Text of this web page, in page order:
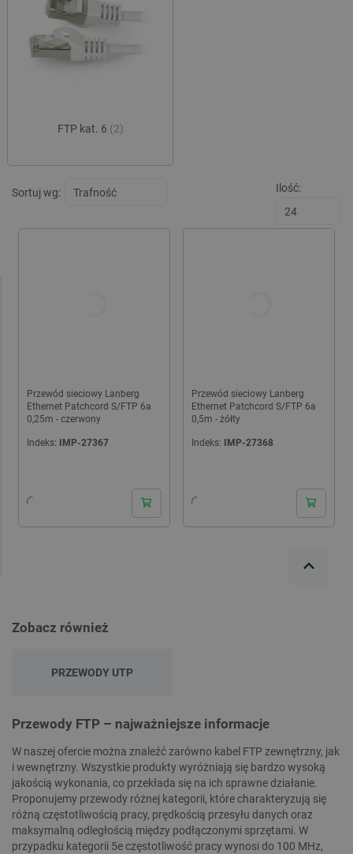
FTP kat. 6 (2)
Sortuj wg: Ilość:
Przewód sieciowy Lanberg
Ethernet Patchcord S/FTP 6a
0,25m - czerwony
Indeks: IMP-27367
Przewód sieciowy Lanberg
Ethernet Patchcord S/FTP 6a
0,5m - żółty
Indeks: IMP-27368
Zobacz również
PRZEWODY UTP
Przewody FTP – najważniejsze informacje
W naszej ofercie można znaleźć zarówno kabel FTP zewnętrzny, jak
i wewnętrzny. Wszystkie produkty wyróżniają się bardzo wysoką
jakością wykonania, co przekłada się na ich sprawne działanie.
Proponujemy przewody różnej kategorii, które charakteryzują się
różną częstotliwością pracy, prędkością przesyłu danych oraz
maksymalną odległością między podłączonymi sprzętami. W
przypadku kategorii 5e częstotliwość pracy wynosi do 100 MHz,